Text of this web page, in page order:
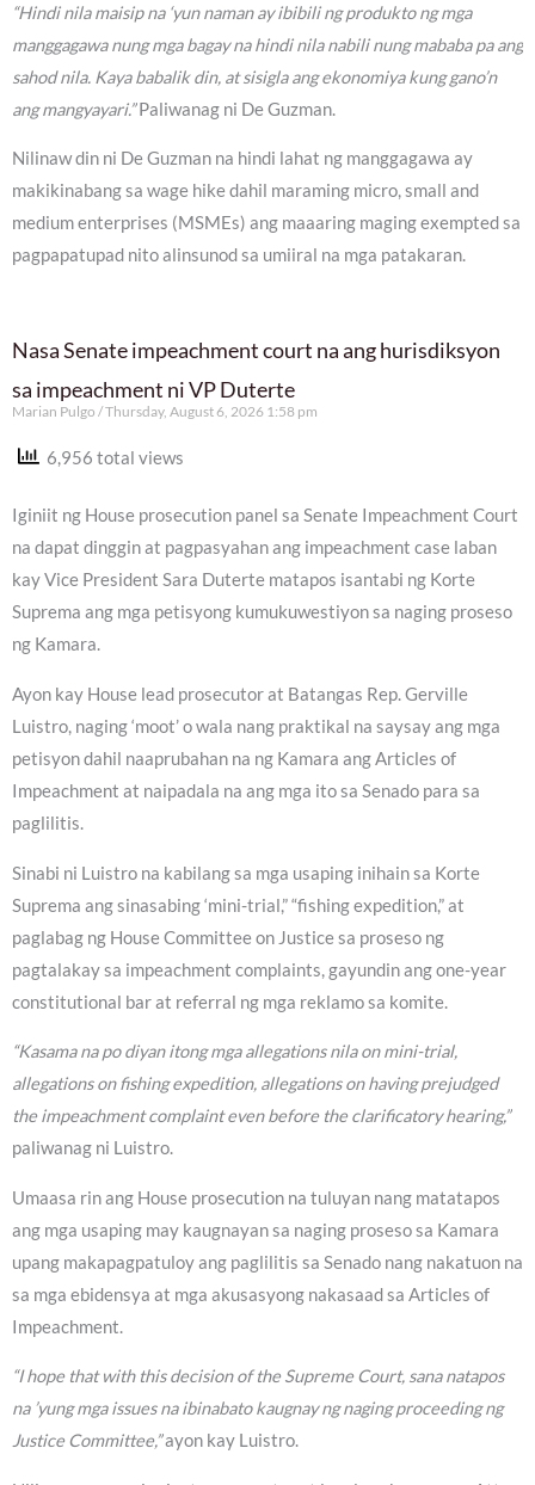
“Hindi nila maisip na ‘yun naman ay ibibili ng produkto ng mga
manggagawa nung mga bagay na hindi nila nabili nung mababa pa ang
sahod nila. Kaya babalik din, at sisigla ang ekonomiya kung gano’n
ang mangyayari.”Paliwanag ni De Guzman.
Nilinaw din ni De Guzman na hindi lahat ng manggagawa ay
makikinabang sa wage hike dahil maraming micro, small and
medium enterprises (MSMEs) ang maaaring maging exempted sa
pagpapatupad nito alinsunod sa umiiral na mga patakaran.
Nasa Senate impeachment court na ang hurisdiksyon
sa impeachment ni VP Duterte
Marian Pulgo Thursday, August 6, 2026 1:58 pm
6,956 total views
Iginiit ng House prosecution panel sa Senate Impeachment Court
na dapat dinggin at pagpasyahan ang impeachment case laban
kay Vice President Sara Duterte matapos isantabi ng Korte
Suprema ang mga petisyong kumukuwestiyon sa naging proseso
ng Kamara.
Ayon kay House lead prosecutor at Batangas Rep. Gerville
Luistro, naging ‘moot’ o wala nang praktikal na saysay ang mga
petisyon dahil naaprubahan na ng Kamara ang Articles of
Impeachment at naipadala na ang mga ito sa Senado para sa
paglilitis.
Sinabi ni Luistro na kabilang sa mga usaping inihain sa Korte
Suprema ang sinasabing ‘mini-trial,” “fishing expedition,” at
paglabag ng House Committee on Justice sa proseso ng
pagtalakay sa impeachment complaints, gayundin ang one-year
constitutional bar at referral ng mga reklamo sa komite.
“Kasama na po diyan itong mga allegations nila on mini-trial,
allegations on fishing expedition, allegations on having prejudged
the impeachment complaint even before the clarificatory hearing,”
paliwanag ni Luistro.
Umaasa rin ang House prosecution na tuluyan nang matatapos
ang mga usaping may kaugnayan sa naging proseso sa Kamara
upang makapagpatuloy ang paglilitis sa Senado nang nakatuon na
sa mga ebidensya at mga akusasyong nakasaad sa Articles of
Impeachment.
“I hope that with this decision of the Supreme Court, sana natapos
na ’yung mga issues na ibinabato kaugnay ng naging proceeding ng
Justice Committee,”ayon kay Luistro.